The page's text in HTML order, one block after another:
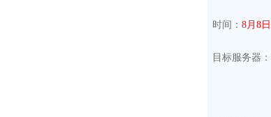
时间： 8月 8 日
目标服务器